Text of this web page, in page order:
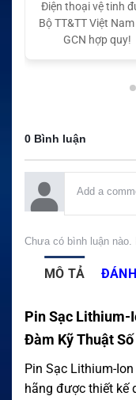
Điện thoại vệ tinh
Bộ TT&TT Việt
GCN hợp quy!
0 Bình luận
Chưa có bình luận
MÔ TẢ
Pin Sạc Lithium-
Đàm Kỹ Thuật
Pin Sạc Lithium-
hãng được thiết kế